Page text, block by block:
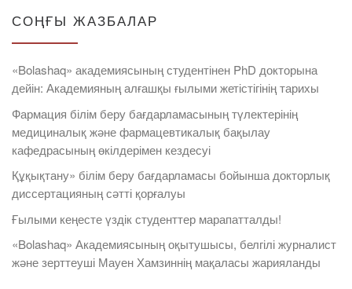
СОҢҒЫ ЖАЗБАЛАР
«Bolashaq» академиясының студентінен PhD докторына
дейін: Академияның алғашқы ғылыми жетістігінің тарихы
Фармация білім беру бағдарламасының түлектерінің
медициналық және фармацевтикалық бақылау
кафедрасының өкілдерімен кездесуі
Құқықтану» білім беру бағдарламасы бойынша докторлық
диссертацияның сәтті қорғалуы
Ғылыми кеңесте үздік студенттер марапатталды!
«Bolashaq» Академиясының оқытушысы, белгілі журналист
және зерттеуші Мауен Хамзиннің мақаласы жарияланды